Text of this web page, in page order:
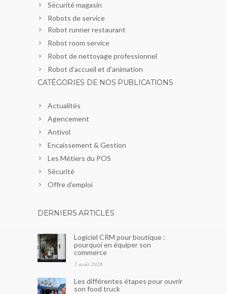
Sécurité magasin
Robots de service
Robot runner restaurant
Robot room service
Robot de nettoyage professionnel
Robot d’accueil et d’animation
CATÉGORIES DE NOS PUBLICATIONS
Actualités
Agencement
Antivol
Encaissement & Gestion
Les Métiers du POS
Sécurité
Offre d’emploi
DERNIERS ARTICLES
Logiciel CRM pour boutique :
pourquoi en équiper son
commerce
3 août 2026
Les différentes étapes pour ouvrir
son food truck